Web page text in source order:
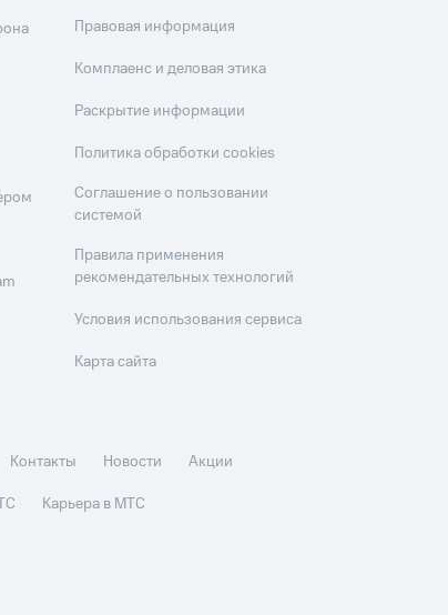
Правовая информация
Комплаенс и деловая этика
Раскрытие информации
Политика обработки cookies
Соглашение о пользовании
системой
Правила применения
рекомендательных технологий
Условия использования сервиса
Карта сайта
Контакты Новости
Акции
Карьера в МТС